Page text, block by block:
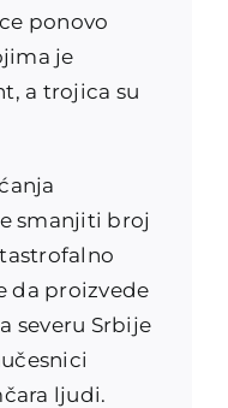
ponovo
je
a trojica su
smanjiti broj
da proizvede
severu Srbije
ljudi.